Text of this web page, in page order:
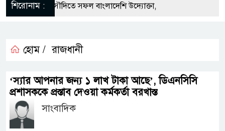
শিরোনাম :
এর সুযোগে সৌদিতে সফল বাংলাদেশি উদ্যোক্তা,
মাছে মিলল মাইক্রোপ্লাস্টিক, বেশি কই মাছে
ব্যবসায়িক অগ্রযাত্রায় নতুন অধ্যায়
স্থিতিশীল সরকার,প্রবাসীদের বিনিয়োগের এখনই
হোম / রাজধানী
‘স্যার আপনার জন্য ১ লাখ টাকা আছে’, ডিএনসিসি
প্রশাসককে প্রস্তাব দেওয়া কর্মকর্তা বরখাস্ত
সাংবাদিক